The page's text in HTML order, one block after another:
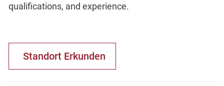
qualifications, and experience.
Standort Erkunden